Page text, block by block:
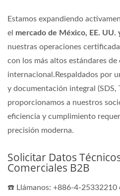
Estamos expandiendo
el mercado de México, EE. UU.
nuestras operaciones
con los más altos estándares de
internacional.Respaldados por
y documentación integral (SDS,
proporcionamos a nuestros
eficiencia y cumplimiento
precisión moderna.
Solicitar Datos
Comerciales B2B
☎️ Llámanos: +886-4-